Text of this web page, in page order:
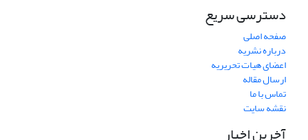
دسترسی سریع
صفحه اصلی
درباره نشریه
اعضای هیات تحریریه
ارسال مقاله
تماس با ما
نقشه سایت
آخرین اخبار